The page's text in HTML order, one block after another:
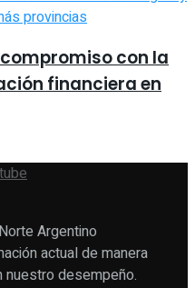
con la
financiera en
Argentino
actual de manera
nuestro desempeño.